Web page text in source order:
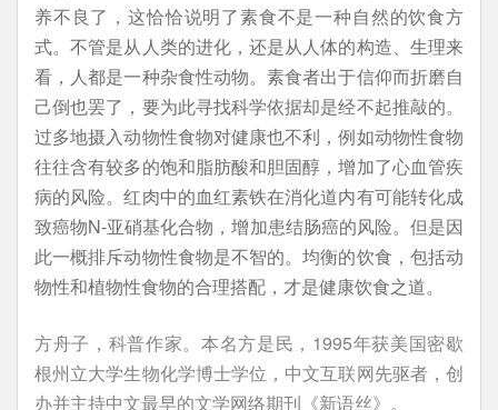
养不良了，这恰恰说明了素食不是一种自然的饮食方
式。不管是从人类的进化，还是从人体的构造、生理来
看，人都是一种杂食性动物。素食者出于信仰而折磨自
己倒也罢了，要为此寻找科学依据却是经不起推敲的。
过多地摄入动物性食物对健康也不利，例如动物性食物
往往含有较多的饱和脂肪酸和胆固醇，增加了心血管疾
病的风险。红肉中的血红素铁在消化道内有可能转化成
致癌物N-亚硝基化合物，增加患结肠癌的风险。但是因
此一概排斥动物性食物是不智的。均衡的饮食，包括动
物性和植物性食物的合理搭配，才是健康饮食之道。
方舟子，科普作家。本名方是民，1995年获美国密歇
根州立大学生物化学博士学位，中文互联网先驱者，创
办并主持中文最早的文学网络期刊《新语丝》。